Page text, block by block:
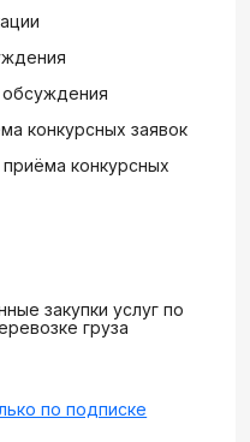
конкурсных заявок
конкурсных
закупки услуг по
груза
по подписке